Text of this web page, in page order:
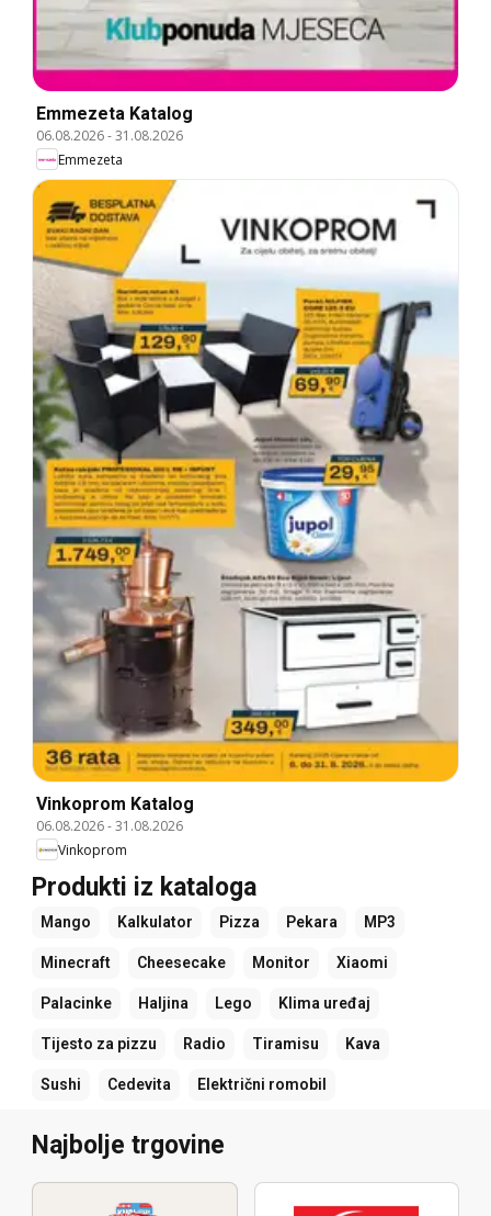
Emmezeta Katalog
06.08.2026-31.08.2026
Emmezeta
Vinkoprom Katalog
06.08.2026-31.08.2026
Vinkoprom
Produkti iz kataloga
Mango Kalkulator Pizza Pekara MP3
Minecraft Cheesecake Monitor Xiaomi
Palacinke Haljina Lego Klima uređaj
Tijesto za pizzu Radio Tiramisu Kava
Sushi Cedevita Električni romobil
Najbolje trgovine